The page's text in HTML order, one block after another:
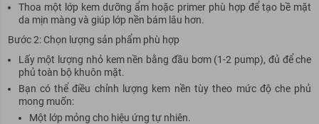
Thoa một lớp kem dưỡng ẩm hoặc primer phù hợp để tạo bề mặt
da mịn màng và giúp lớp nền bám lâu hơn.
Bước 2: Chọn lượng sản phẩm phù hợp
Lấy một lượng nhỏ kem nền bằng đầu bơm (1-2 pump), đủ để che
phủ toàn bộ khuôn mặt.
Bạn có thể điều chỉnh lượng kem nền tùy theo mức độ che phủ
mong muốn:
Một lớp mỏng cho hiệu ứng tự nhiên.